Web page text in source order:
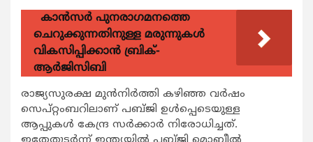
കാന്‍സര്‍ പുനരാഗമനത്തെ
ചെറുക്കുന്നതിനുള്ള മരുന്നുകള്‍
വികസിപ്പിക്കാന്‍ ബ്രിക്-
ആര്‍ജിസിബി
രാജ്യസുരക്ഷ മുന്‍നിര്‍ത്തി കഴിഞ്ഞ വര്‍ഷം
സെപ്റ്റംബറിലാണ് പബ്ജി ഉള്‍പ്പെടെയുള്ള
ആപ്പുകള്‍ കേന്ദ്ര സര്‍ക്കാര്‍ നിരോധിച്ചത്.